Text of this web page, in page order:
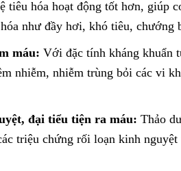
tiêu hóa hoạt động tốt hơn, giúp
như đầy hơi, khó tiêu, chướng
máu: Với đặc tính kháng khuẩn
nhiễm, nhiễm trùng bỏi các vi
đại tiểu tiện ra máu: Thảo
triệu chứng rối loạn kinh